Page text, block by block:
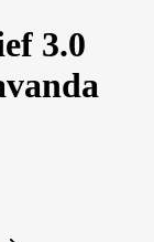
3.0